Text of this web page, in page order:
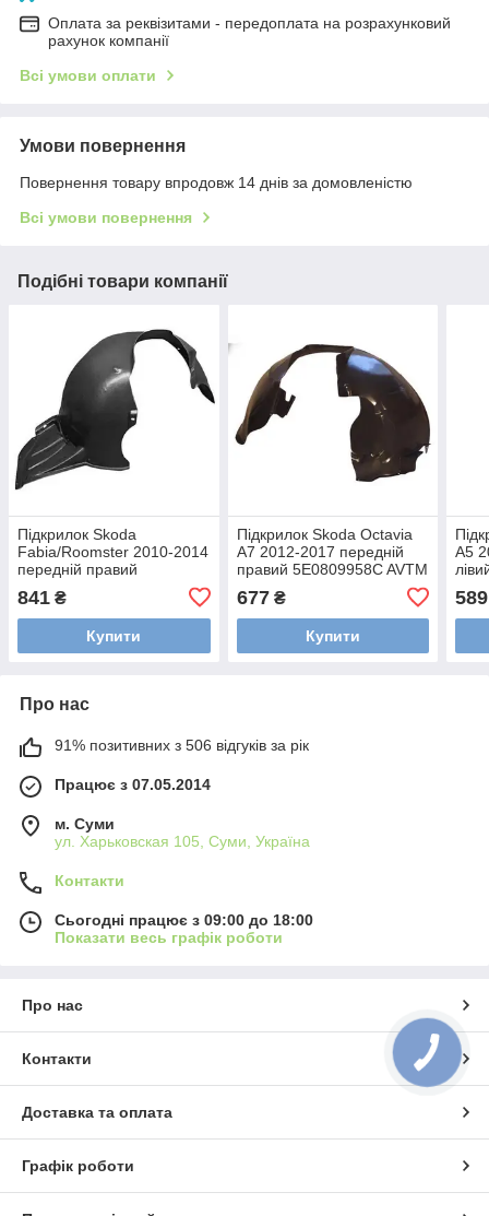
Оплата за реквізитами - передоплата на розрахунковий
рахунок компанії
Всі умови оплати
Умови повернення
Повернення товару впродовж 14 днів за домовленістю
Всі умови повернення
Подібні товари компанії
Підкрилок Skoda
Fabia/Roomster 2010-2014
передній правий
446414388
841 ₴
Купити
Підкрилок Skoda Octavia
A7 2012-2017 передній
правий 5E0809958C AVTM
677₴
Купити
A5
589
Про нас
91% позитивних з 506 відгуків за рік
Працює з 07.05.2014
м. Суми
ул. Харьковская 105, Суми, Україна
Контакти
Сьогодні працює з 09:00 до 18:00
Показати весь графік роботи
Про нас
Контакти
Доставка та оплата
Графік роботи